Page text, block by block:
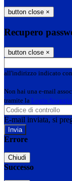
button close ×
Recupero
button close ×
all'indirizzo indicato
Non hai una e-mail
tramite la Login
E-mail inviata, si
Errore
Chiudi
Successo